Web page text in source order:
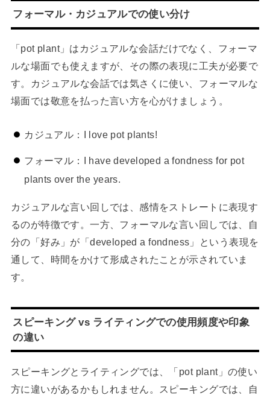
フォーマル・カジュアルでの使い分け
「pot plant」はカジュアルな会話だけでなく、フォーマ
ルな場面でも使えますが、その際の表現に工夫が必要で
す。カジュアルな会話では気さくに使い、フォーマルな
場面では敬意を払った言い方を心がけましょう。
カジュアル：I love pot plants!
フォーマル：I have developed a fondness for pot
plants over the years.
カジュアルな言い回しでは、感情をストレートに表現す
るのが特徴です。一方、フォーマルな言い回しでは、自
分の「好み」が「developed a fondness」という表現を
通して、時間をかけて形成されたことが示されていま
す。
スピーキング vs ライティングでの使用頻度や印象
の違い
スピーキングとライティングでは、「pot plant」の使い
方に違いがあるかもしれません。スピーキングでは、自